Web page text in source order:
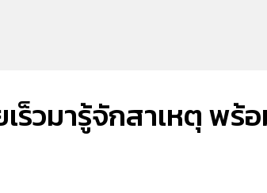
ร็วมารู้จักสาเหตุ พร้